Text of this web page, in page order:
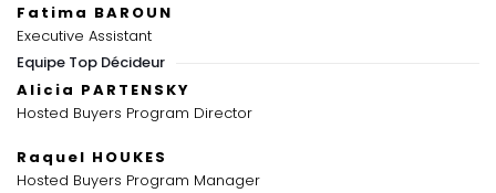
Fatima BAROUN
Executive Assistant
Equipe Top Décideur
Alicia PARTENSKY
Hosted Buyers Program Director
Raquel HOUKES
Hosted Buyers Program Manager